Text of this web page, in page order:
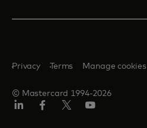
© Mastercard 1994-2026
Privacy Terms Manage cookies